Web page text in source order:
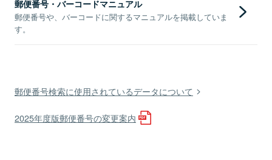
郵便番号・バーコードマニュアル
郵便番号や、バーコードに関するマニュアルを掲載していま
す。
郵便番号検索に使用されているデータについて
2025年度版郵便番号の変更案内